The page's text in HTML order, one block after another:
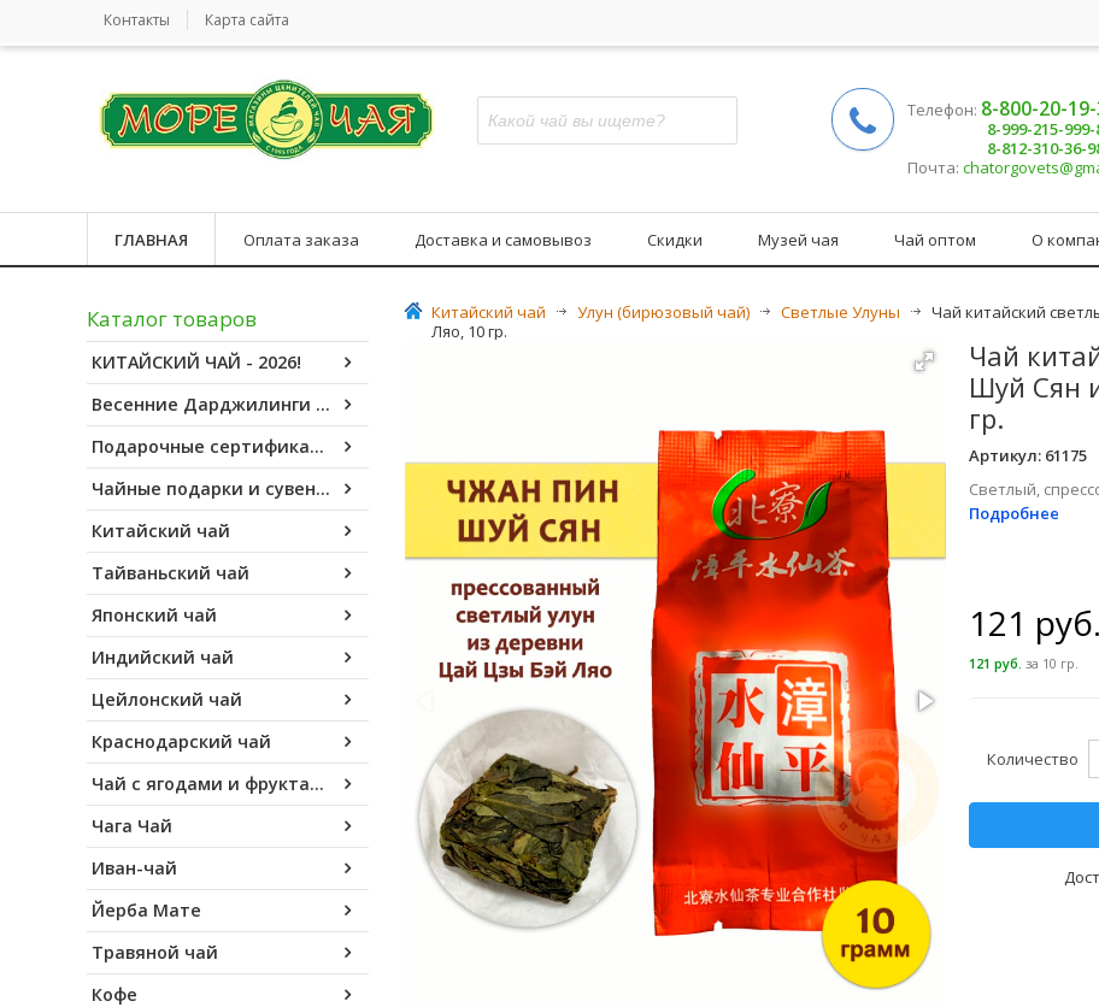
Контакты Карта сайта
Телефон: 8-800-20-
8-999-215-999-
8-812-310-36-
Почта:
ГЛАВНАЯ Оплата заказа Доставка и самовывоз Скидки Музей чая Чай оптом О
Каталог товаров
КИТАЙСКИЙ ЧАЙ - 2026!
Весенние Дарджилинги - 2026!
Подарочные сертификаты
Чайные подарки и сувениры
Китайский чай
Тайваньский чай
Японский чай
Индийский чай
Цейлонский чай
Краснодарский чай
Чай с ягодами и фруктами
Чага Чай
Иван-чай
Йерба Мате
Травяной чай
Кофе
Китайский чай >
Улун (бирюзовый чай) >
Светлые Улуны >
Чай китайский
Ляо, 10 гр.
Чай
Шуй Сян
гр.
Артикул: 61175
Светлый,
Подробнее
121 руб.
121 руб. за 10 гр.
Количество